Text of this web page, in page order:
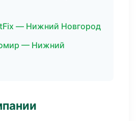
— Нижний Новгород
— Нижний